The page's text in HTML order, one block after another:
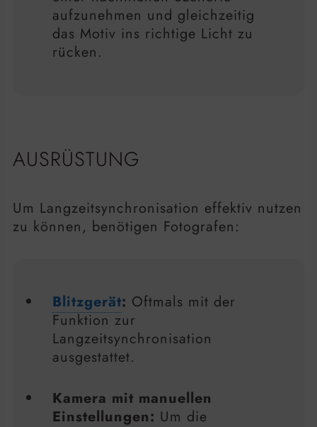
aufzunehmen und gleichzeitig
das Motiv ins richtige Licht zu
rücken.
AUSRÜSTUNG
Um Langzeitsynchronisation effektiv nutzen
zu können, benötigen Fotografen:
Blitzgerät: Oftmals mit der
Funktion zur
Langzeitsynchronisation
ausgestattet.
Kamera mit manuellen
Einstellungen: Um die